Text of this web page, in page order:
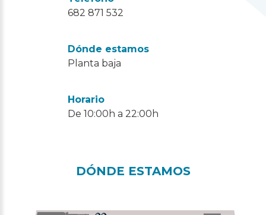
682 871 532
Dónde estamos
Planta baja
Horario
De 10:00h a 22:00h
DÓNDE ESTAMOS